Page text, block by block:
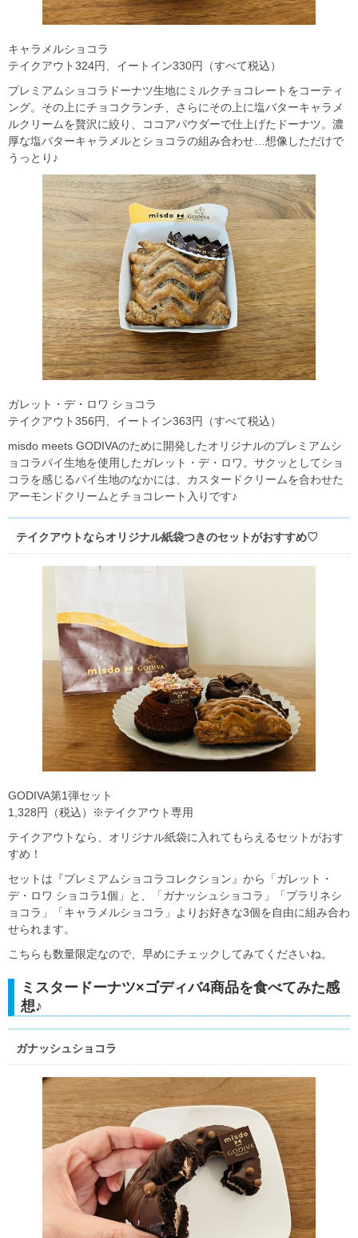
キャラメルショコラ
テイクアウト324円、イートイン330円（すべて税込）
プレミアムショコラドーナツ生地にミルクチョコレートをコーティ
ング。その上にチョコクランチ、さらにその上に塩バターキャラメ
ルクリームを贅沢に絞り、ココアパウダーで仕上げたドーナツ。濃
厚な塩バターキャラメルとショコラの組み合わせ…想像しただけで
うっとり♪
ガレット・デ・ロワ ショコラ
テイクアウト356円、イートイン363円（すべて税込）
misdo meets GODIVAのために開発したオリジナルのプレミアムシ
ョコラパイ生地を使用したガレット・デ・ロワ。サクッとしてショ
コラを感じるパイ生地のなかには、カスタードクリームを合わせた
アーモンドクリームとチョコレート入りです♪
テイクアウトならオリジナル紙袋つきのセットがおすすめ♡
GODIVA第1弾セット
1,328円（税込）※テイクアウト専用
テイクアウトなら、オリジナル紙袋に入れてもらえるセットがおす
すめ！
セットは『プレミアムショコラコレクション』から「ガレット・
デ・ロワ ショコラ1個」と、「ガナッシュショコラ」「プラリネシ
ョコラ」「キャラメルショコラ」よりお好きな3個を自由に組み合わ
せられます。
こちらも数量限定なので、早めにチェックしてみてくださいね。
ミスタードーナツ×ゴディバ4商品を食べてみた感
想♪
ガナッシュショコラ